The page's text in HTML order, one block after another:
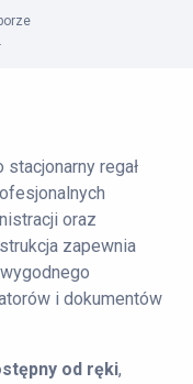
stacjonarny regał
oraz
zapewnia
i dokumentów
od ręki,